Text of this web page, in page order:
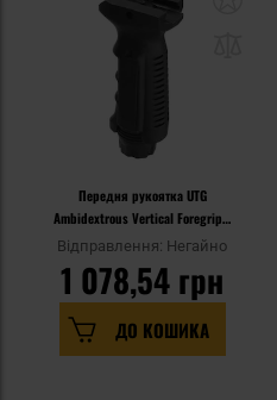
Передня рукоятка UTG
Ambidextrous Vertical Foregrip -
Black
Відправлення: Негайно
1 078,54 грн
ДО КОШИКА